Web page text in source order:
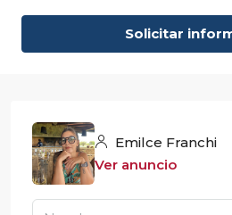
Solicitar
Emilce Franchi
Ver anuncio